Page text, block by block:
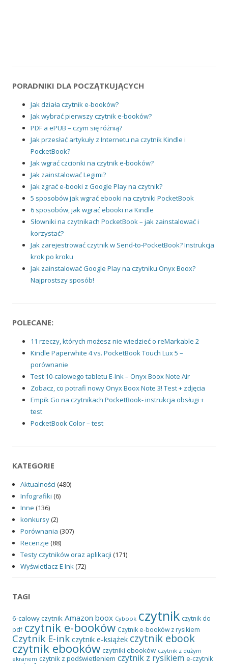
PORADNIKI DLA POCZĄTKUJĄCYCH
Jak działa czytnik e-booków?
Jak wybrać pierwszy czytnik e-booków?
PDF a ePUB – czym się różnią?
Jak przesłać artykuły z Internetu na czytnik Kindle i
PocketBook?
Jak wgrać czcionki na czytnik e-booków?
Jak zainstalować Legimi?
Jak zgrać e-booki z Google Play na czytnik?
5 sposobów jak wgrać ebooki na czytniki PocketBook
6 sposobów, jak wgrać ebooki na Kindle
Słowniki na czytnikach PocketBook – jak zainstalować i
korzystać?
Jak zarejestrować czytnik w Send-to-PocketBook? Instrukcja
krok po kroku
Jak zainstalować Google Play na czytniku Onyx Boox?
Najprostszy sposób!
POLECANE:
11 rzeczy, których możesz nie wiedzieć o reMarkable 2
Kindle Paperwhite 4 vs. PocketBook Touch Lux 5 –
porównanie
Test 10-calowego tabletu E-Ink – Onyx Boox Note Air
Zobacz, co potrafi nowy Onyx Boox Note 3! Test + zdjęcia
Empik Go na czytnikach PocketBook- instrukcja obsługi +
test
PocketBook Color – test
KATEGORIE
Aktualności (480)
Infografiki (6)
Inne (136)
konkursy(2)
Porównania (307)
Recenzje (88)
Testy czytników oraz aplikacji (171)
Wyświetlacz E Ink(72)
TAGI
6-calowy czytnik Amazon boox Cybook czytnik czytnik do
pdf czytnik e-booków Czytnik e-booków z rysikiem
Czytnik E-ink czytnik e-książek czytnik ebook
czytnik ebooków czytniki ebooków czytnik z dużym
ekranem czytnik z podświetleniem czytnik z rysikiem e-czytnik